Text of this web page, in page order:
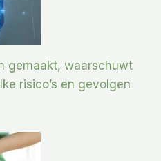
gemaakt, waarschuwt
risico’s en gevolgen